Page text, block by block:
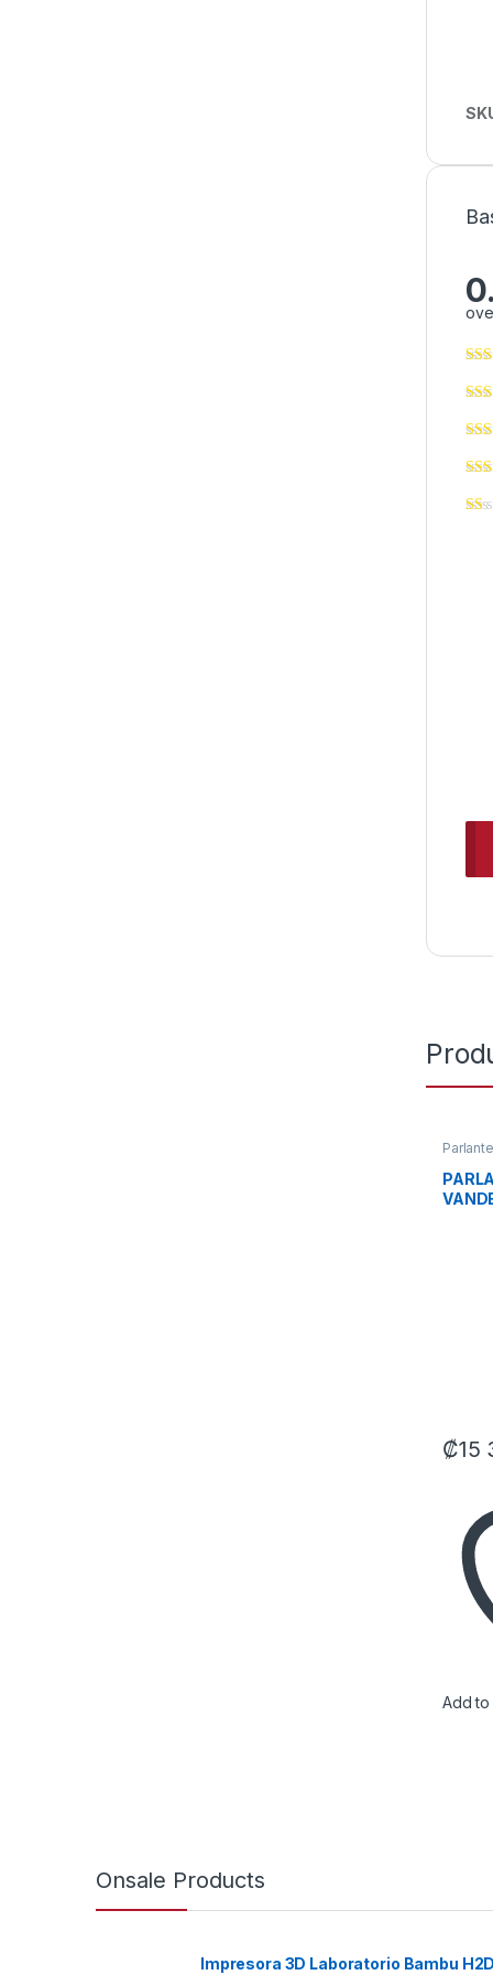
₡15
Add to
Onsale Products
Impresora 3D Laboratorio Bambu